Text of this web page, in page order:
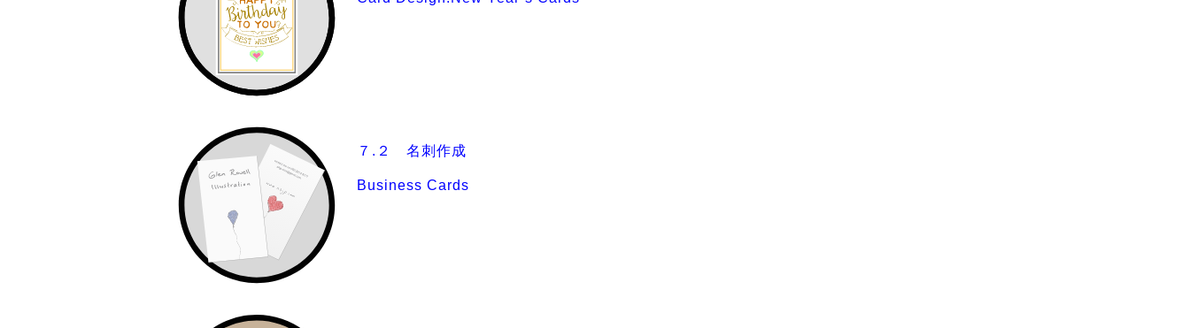
７.２ 名刺作成
Business Cards